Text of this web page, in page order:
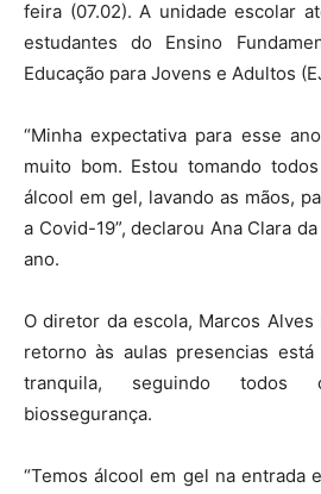
feira (07.02). A unidade escolar
estudantes do Ensino
Educação para Jovens e Adultos
“Minha expectativa para esse
muito bom. Estou tomando
álcool em gel, lavando as mãos,
a Covid-19”, declarou Ana Clara
ano.
O diretor da escola, Marcos Alves
retorno às aulas presencias
tranquila, seguindo todos
biossegurança.
“Temos álcool em gel na entrada